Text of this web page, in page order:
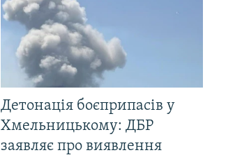
Детонація боєприпасів у
Хмельницькому: ДБР
заявляє про виявлення